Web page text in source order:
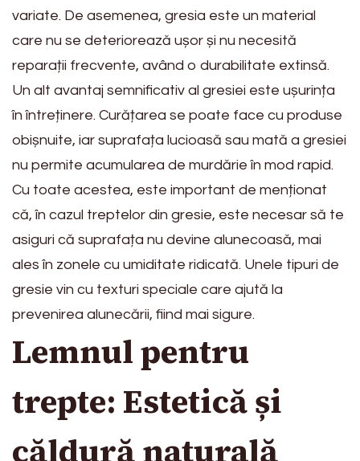
variate. De asemenea, gresia este un material
care nu se deteriorează ușor și nu necesită
reparații frecvente, având o durabilitate extinsă.
Un alt avantaj semnificativ al gresiei este ușurința
în întreținere. Curățarea se poate face cu produse
obișnuite, iar suprafața lucioasă sau mată a gresiei
nu permite acumularea de murdărie în mod rapid.
Cu toate acestea, este important de menționat
că, în cazul treptelor din gresie, este necesar să te
asiguri că suprafața nu devine alunecoasă, mai
ales în zonele cu umiditate ridicată. Unele tipuri de
gresie vin cu texturi speciale care ajută la
prevenirea alunecării, fiind mai sigure.
Lemnul pentru
trepte: Estetică și
căldură naturală